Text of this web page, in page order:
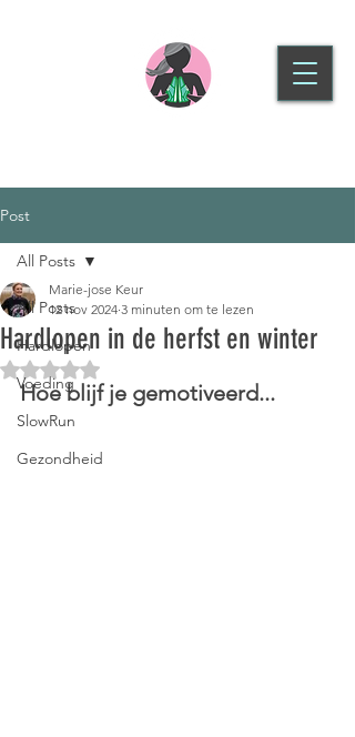
Post
All Posts
Hardlopen
Voeding
SlowRun
Gezondheid
All Posts
Hardlopen in de herfst en winter
Marie-jose Keur
12 nov 2024 3 minuten om te lezen
Beoordeeld met NaN uit 5 sterren.
Hoe blijf je gemotiveerd...